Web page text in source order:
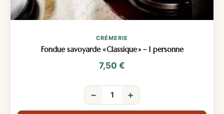
CRÉMERIE
Fondue savoyarde « Classique » – 1 personne
7,50 €
− +